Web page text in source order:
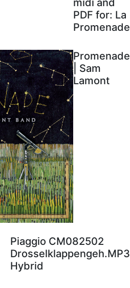
midi and
PDF for: La
Promenade
Promenade
| Sam
Lamont
Piaggio CM082502
Drosselklappengeh.MP3
Hybrid